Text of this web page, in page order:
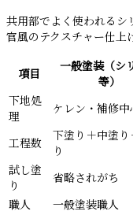
共用部でよく使われるシ
官風のテクスチャー仕上
項目
一般塗装（シ
等）
下地処
理
ケレン・補修中
工程数
下塗り＋中塗り
り
試し塗
り
省略されがち
職人 一般塗装職人